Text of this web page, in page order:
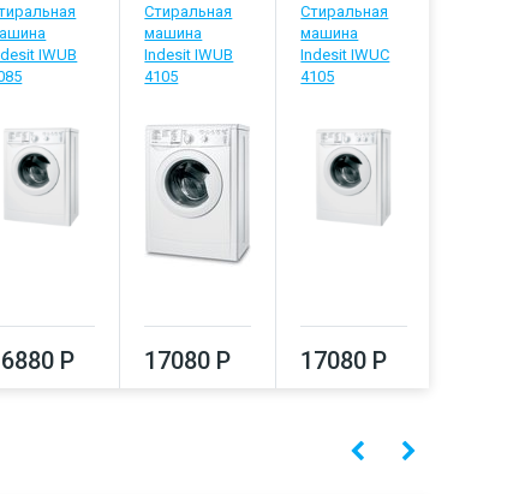
IWUB
Р
Стиральная
машина
Indesit IWUB
4105
17080 Р
Стиральная
машина
Indesit IWUC
4105
17080 Р